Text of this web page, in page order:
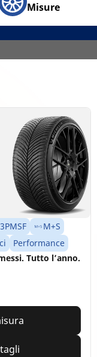
Misure
3PMSF
M+S
Performance
Tutto l’anno.